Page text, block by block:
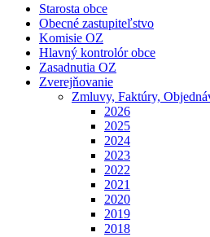
Starosta obce
Obecné zastupiteľstvo
Komisie OZ
Hlavný kontrolór obce
Zasadnutia OZ
Zverejňovanie
Zmluvy, Faktúry,
2026
2025
2024
2023
2022
2021
2020
2019
2018